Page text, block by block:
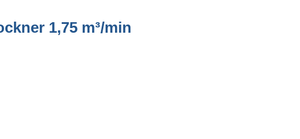
1,75 m³/min